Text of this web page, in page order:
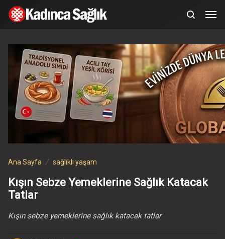
Ana Sayfa sağlıklı yaşam
Kışın Sebze Yemeklerine Sağlık Katacak
Tatlar
Kışın sebze yemeklerine sağlık katacak tatlar